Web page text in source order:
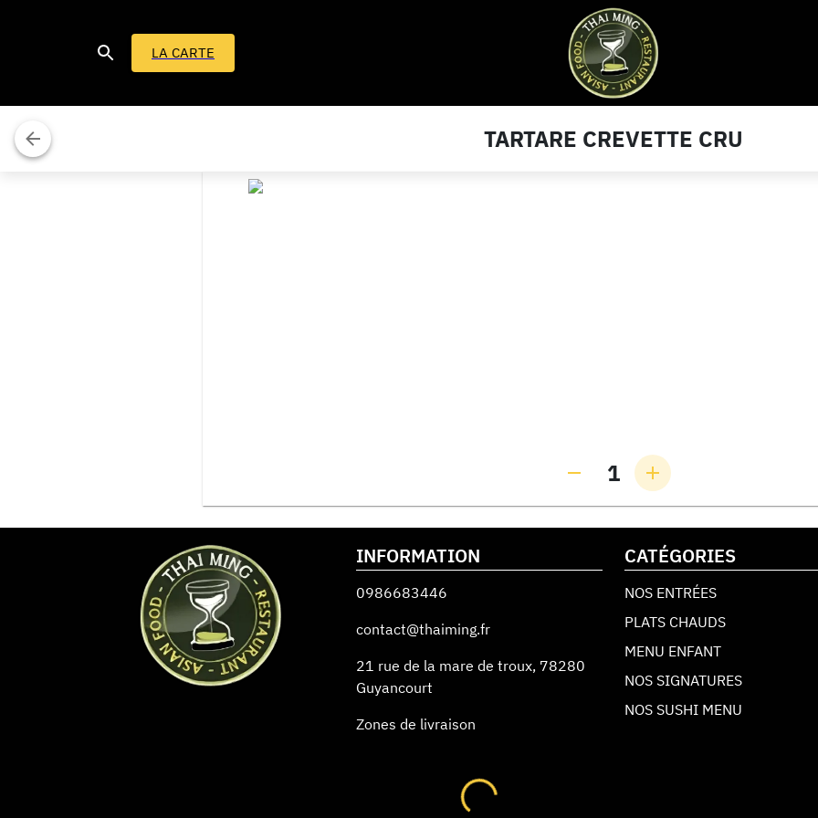
LA CARTE
TARTARE CREVETTE CRU
1
INFORMATION
0986683446
contact@thaiming.fr
21 rue de la mare de troux, 78280
Guyancourt
Zones de livraison
CATÉGORIES
NOS ENTRÉES
PLATS CHAUDS
MENU ENFANT
NOS SIGNATURES
NOS SUSHI MENU